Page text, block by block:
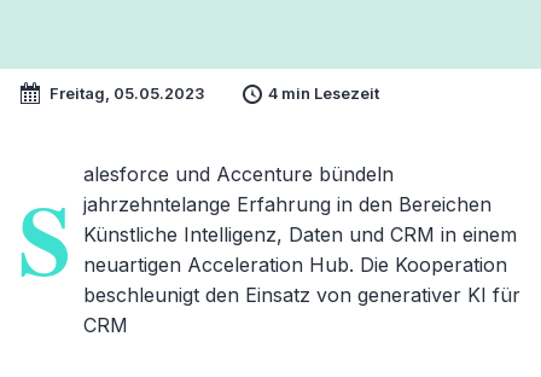
Freitag, 05.05.2023 4 min Lesezeit
S
alesforce und Accenture bündeln
jahrzehntelange Erfahrung in den Bereichen
Künstliche Intelligenz, Daten und CRM in einem
neuartigen Acceleration Hub. Die Kooperation
beschleunigt den Einsatz von generativer KI für
CRM